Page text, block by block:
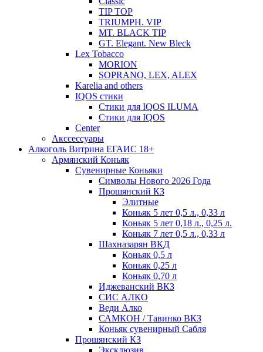
TIP TOP
TRIUMPH. VIP
MT. BLACK TIP
GT. Elegant. New Bleck
Lex Tobacco
MORION
SOPRANO, LEX, ALEX
Karelia and others
IQOS стики
Стики для IQOS ILUMA
Стики для IQOS
Сenter
Акссессуары
Алкоголь Витрина ЕГАИС 18+
Армянский Коньяк
Сувенирные Коньяки
Символы Нового 2026 Года
Прошянский КЗ
Элитные
Коньяк 5 лет 0,5 л., 0,33 л
Коньяк 5 лет 0,18 л., 0,25 л.
Коньяк 7 лет 0,5 л., 0,33 л
Шахназарян ВКД
Коньяк 0,5 л
Коньяк 0,25 л
Коньяк 0,70 л
Иджеванский ВКЗ
СИС АЛКО
Веди Алко
САМКОН / Тавинко ВКЗ
Коньяк сувенирный Сабля
Прошянский КЗ
Эксклюзив